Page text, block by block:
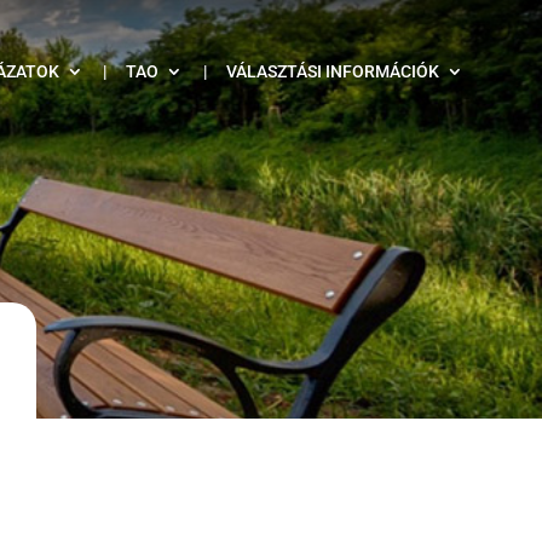
| TAO | VÁLASZTÁSI INFORMÁCIÓK